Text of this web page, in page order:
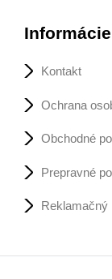
Informácie
Kontakt
Ochrana
Obchodné
Prepravné
Reklamačný